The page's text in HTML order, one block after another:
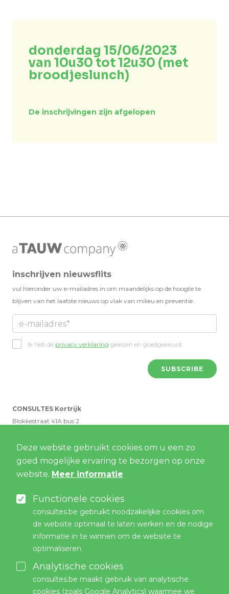
donderdag 15/06/2023
van 10u30 tot 12u30 (met
broodjeslunch)
De inschrijvingen zijn afgelopen
inschrijven nieuwsflits
vul hieronder uw e-mailadres in om maandelijks op de hoogte te
blijven van het laatste nieuws op vlak van milieu en preventie.
Privacy
Ik heb de privacy verklaring gelezen en goedgekeurd.
CONSULTES Kortrijk
Blokkestraat 41A bus 2
CONSULTES Antwerpen
Cogels-Osylei 32 bus 1
TAUW België
Remylaan 4C bus 3
3018 Wijgmaal
CONTACT US
consultes@consultes.be
Deze website gebruikt cookies om u een zo
goed mogelijke ervaring te bezorgen op onze
website. Meer informatie
Functionele cookies
consultes.be gebruikt noodzakelijke cookies om
de website optimaal te laten werken en de nodige
informatie in te winnen om de website te
optimaliseren.
Analytische cookies
consultes.be maakt gebruik van analytische
cookies (zoals Google Analytics) waarmee we